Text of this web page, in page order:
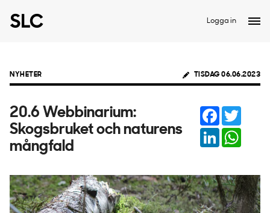
Logga in
NYHETER TISDAG 06.06.2023
20.6 Webbinarium:
Skogsbruket och naturens
mångfald
Facebook
LinkedIn